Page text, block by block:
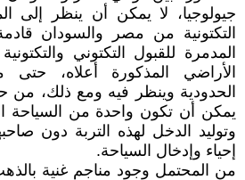
جيولوجيا، لا يمكن أن ينظر إلى
التكتونية من مصر والسودان
المدمرة للقبول التكتوني
الأراضي المذكورة أعلاه،
الحدودية وينظر فيه ومع ذلك، من
يمكن أن تكون واحدة من السياحة
وتوليد الدخل لهذه التربة دون
إحياء وإدخال السياحة.
من المحتمل وجود مناجم غنية